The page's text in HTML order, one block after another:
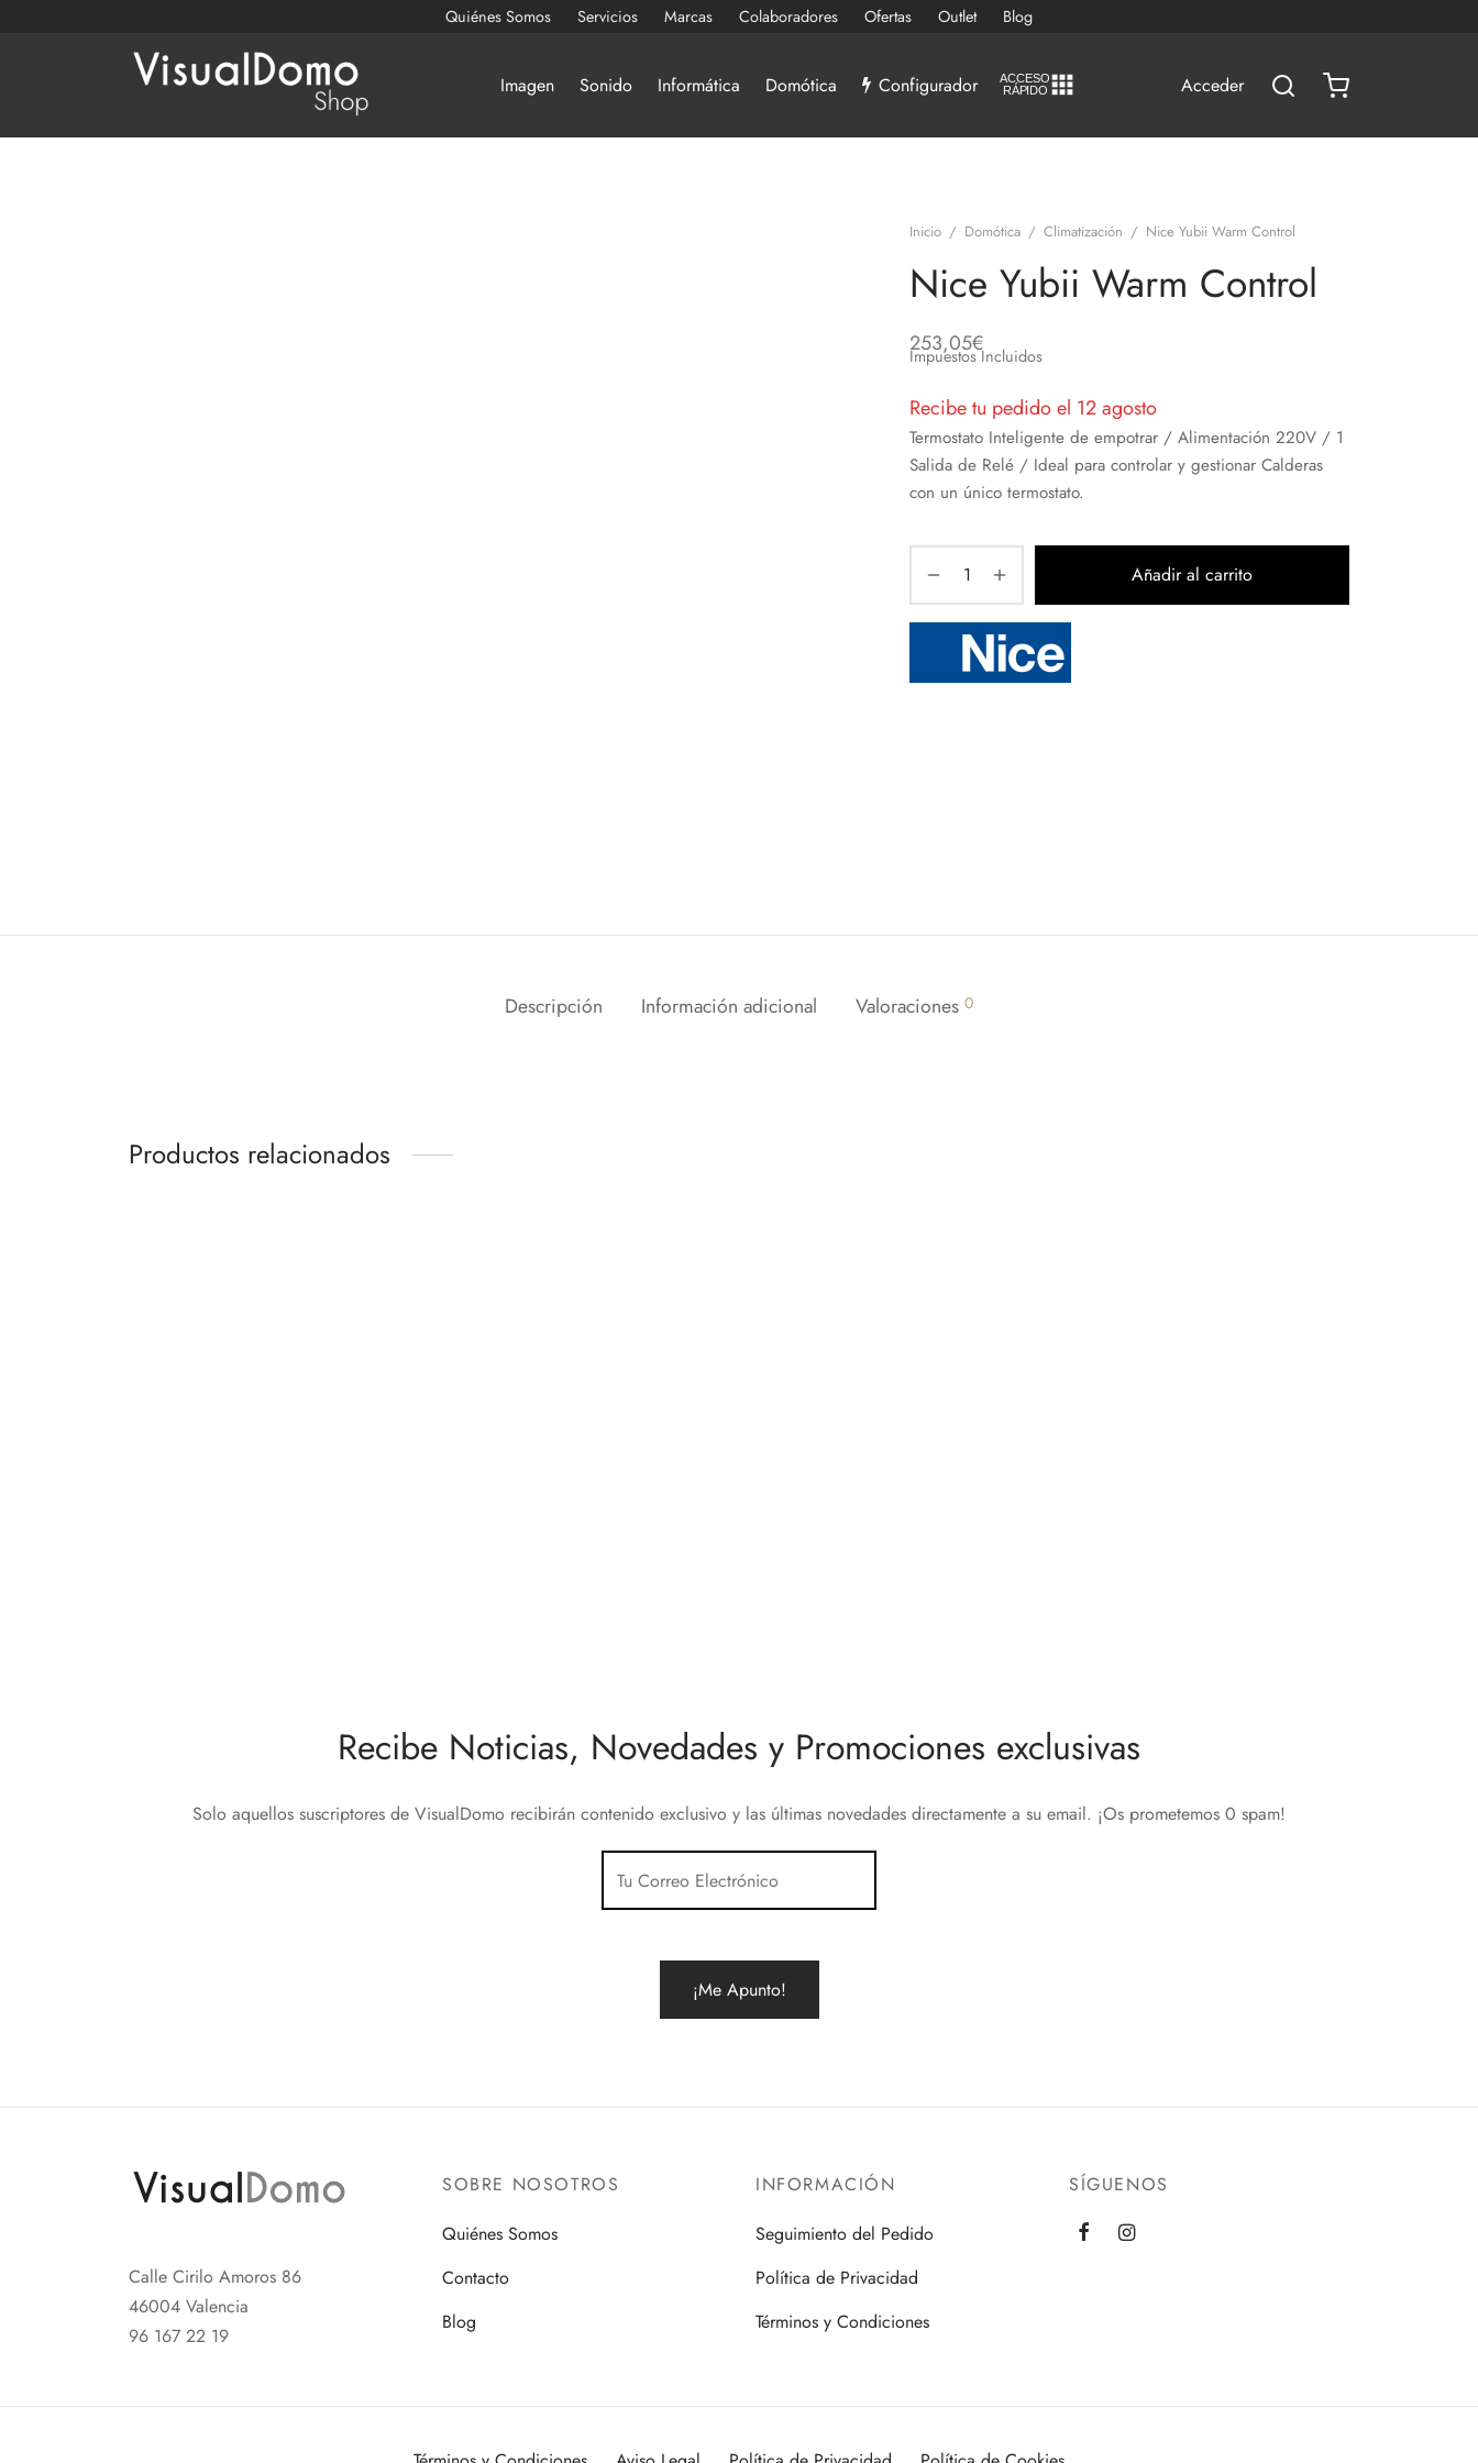
Quiénes Somos Servicios Marcas Colaboradores Ofertas Outlet Blog
Imagen Sonido Informática Domótica Configurador ACCESO
RÁPIDO Acceder
Inicio / Domótica / Climatización / Nice Yubii Warm Control
Nice Yubii Warm Control
253,05€
Impuestos Incluidos
Recibe tu pedido el 12 agosto
Termostato Inteligente de empotrar / Alimentación 220V / 1
Salida de Relé / Ideal para controlar y gestionar Calderas
con un único termostato.
Añadir al carrito
Descripción Información adicional Valoraciones 0
Productos relacionados
Recibe Noticias, Novedades y Promociones exclusivas
Solo aquellos suscriptores de VisualDomo recibirán contenido exclusivo y las últimas novedades directamente a su email. ¡Os prometemos 0 spam!
Calle Cirilo Amoros 86
46004 Valencia
96 167 22 19
SOBRE NOSOTROS
Quiénes Somos
Contacto
Blog
INFORMACIÓN
Seguimiento del Pedido
Política de Privacidad
Términos y Condiciones
SÍGUENOS